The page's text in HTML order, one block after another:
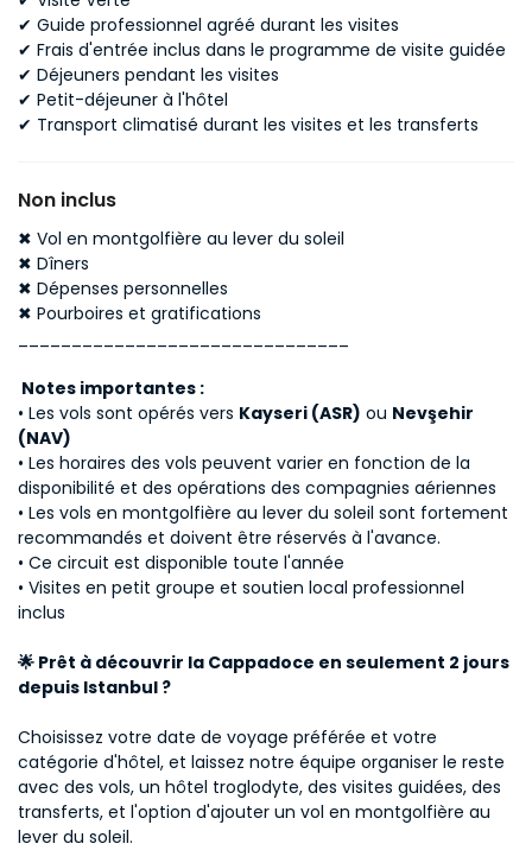
✔ Guide professionnel agréé durant les visites
✔ Frais d'entrée inclus dans le programme de visite guidée
✔ Déjeuners pendant les visites
✔ Petit-déjeuner à l'hôtel
✔ Transport climatisé durant les visites et les transferts
Non inclus
✖ Vol en montgolfière au lever du soleil
✖ Dîners
✖ Dépenses personnelles
✖ Pourboires et gratifications
Notes importantes :
• Les vols sont opérés vers Kayseri (ASR) ou Nevşehir
(NAV)
• Les horaires des vols peuvent varier en fonction de la
disponibilité et des opérations des compagnies aériennes
• Les vols en montgolfière au lever du soleil sont fortement
recommandés et doivent être réservés à l'avance.
• Ce circuit est disponible toute l'année
• Visites en petit groupe et soutien local professionnel
inclus
🌟 Prêt à découvrir la Cappadoce en seulement 2 jours
depuis Istanbul ?
Choisissez votre date de voyage préférée et votre
catégorie d'hôtel, et laissez notre équipe organiser le reste
avec des vols, un hôtel troglodyte, des visites guidées, des
transferts, et l'option d'ajouter un vol en montgolfière au
lever du soleil.